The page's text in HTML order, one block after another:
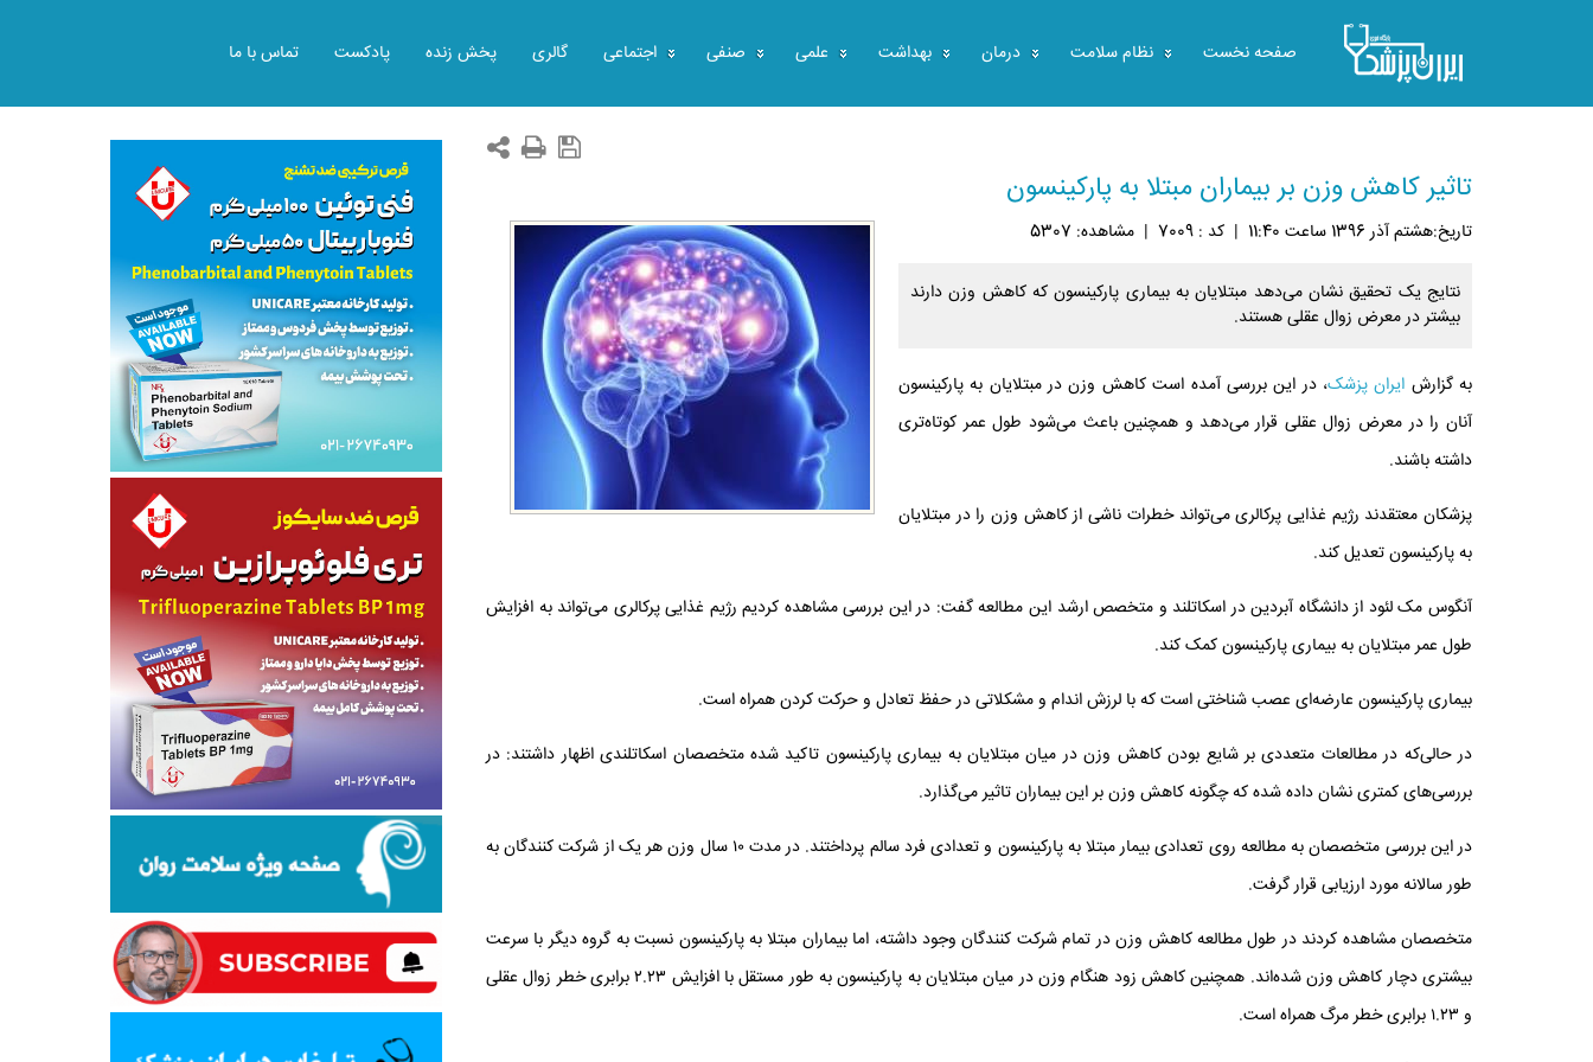
صفحه نخست نظام سلامت درمان بهداشت علمی صنفی اجتماعی گالری پخش زنده پادکست تماس با ما
تاثیر کاهش وزن بر بیماران مبتلا به پارکینسون
تاريخ:هشتم آذر 1396 ساعت 11:40 | کد : 7009 | مشاهده: 5307
نتایج یک تحقیق نشان می‌دهد مبتلایان به بیماری پارکینسون که کاهش وزن دارند
بیشتر در معرض زوال عقلی هستند.
به گزارش ایران پزشک، در این بررسی آمده است کاهش وزن در مبتلایان به پارکینسون
آنان را در معرض زوال عقلی قرار می‌دهد و همچنین باعث می‌شود طول عمر کوتاه‌تری
داشته باشند.
پزشکان معتقدند رژیم غذایی پرکالری می‌تواند خطرات ناشی از کاهش وزن را در مبتلایان
به پارکینسون تعدیل کند.
آنگوس مک لئود از دانشگاه آبردین در اسکاتلند و متخصص ارشد این مطالعه گفت: در این بررسی مشاهده کردیم رژیم غذایی پرکالری می‌تواند به افزایش
طول عمر مبتلایان به بیماری پارکینسون کمک کند.
بیماری پارکینسون عارضه‌ای عصب شناختی است که با لرزش اندام و مشکلاتی در حفظ تعادل و حرکت کردن همراه است.
در حالی‌که در مطالعات متعددی بر شایع بودن کاهش وزن در میان مبتلایان به بیماری پارکینسون تاکید شده متخصصان اسکاتلندی اظهار داشتند: در
بررسی‌های کمتری نشان داده شده که چگونه کاهش وزن بر این بیماران تاثیر می‌گذارد.
در این بررسی متخصصان به مطالعه روی تعدادی بیمار مبتلا به پارکینسون و تعدادی فرد سالم پرداختند. در مدت ۱۰ سال وزن هر یک از شرکت کنندگان به
طور سالانه مورد ارزیابی قرار گرفت.
متخصصان مشاهده کردند در طول مطالعه کاهش وزن در تمام شرکت کنندگان وجود داشته، اما بیماران مبتلا به پارکینسون نسبت به گروه دیگر با سرعت
بیشتری دچار کاهش وزن شده‌اند. همچنین کاهش زود هنگام وزن در میان مبتلایان به پارکینسون به طور مستقل با افزایش ۲.۲۳ برابری خطر زوال عقلی
و ۱.۲۳ برابری خطر مرگ همراه است.